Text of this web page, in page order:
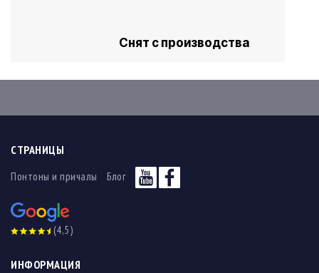
Снят с производства
СТРАНИЦЫ
Понтоны и причалы Блог
(4,5)
ИНФОРМАЦИЯ